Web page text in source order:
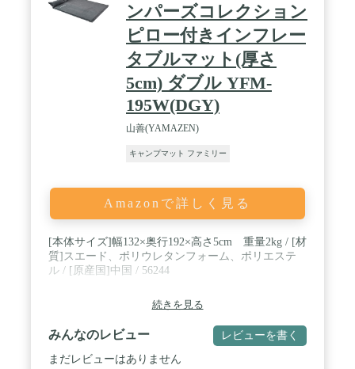
ンパーズコレクション
ピロー付きインフレー
タブルマット(厚さ
5cm) ダブル YFM-
195W(DGY)
山善(YAMAZEN)
キャンプマット ファミリー
Amazonで詳しく見る
[本体サイズ]幅132×奥行192×高さ5cm 重量2kg / [材
質]スエード、ポリウレタンフォーム、ポリエステ
ル / [原産国]中国 / 56244
続きを見る
みんなのレビュー レビューを書く
まだレビューはありません